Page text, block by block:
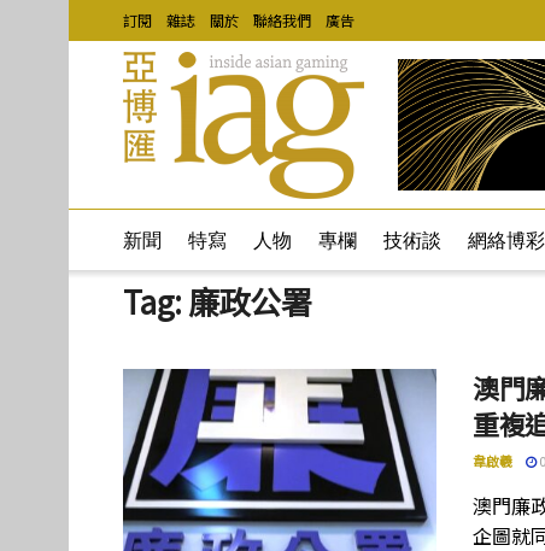
訂閱 雜誌 關於 聯絡我們 廣告
新聞 特寫 人物 專欄 技術談 網絡博彩
Tag:廉政公署
澳門
重複
韋啟羲
澳門廉
企圖就